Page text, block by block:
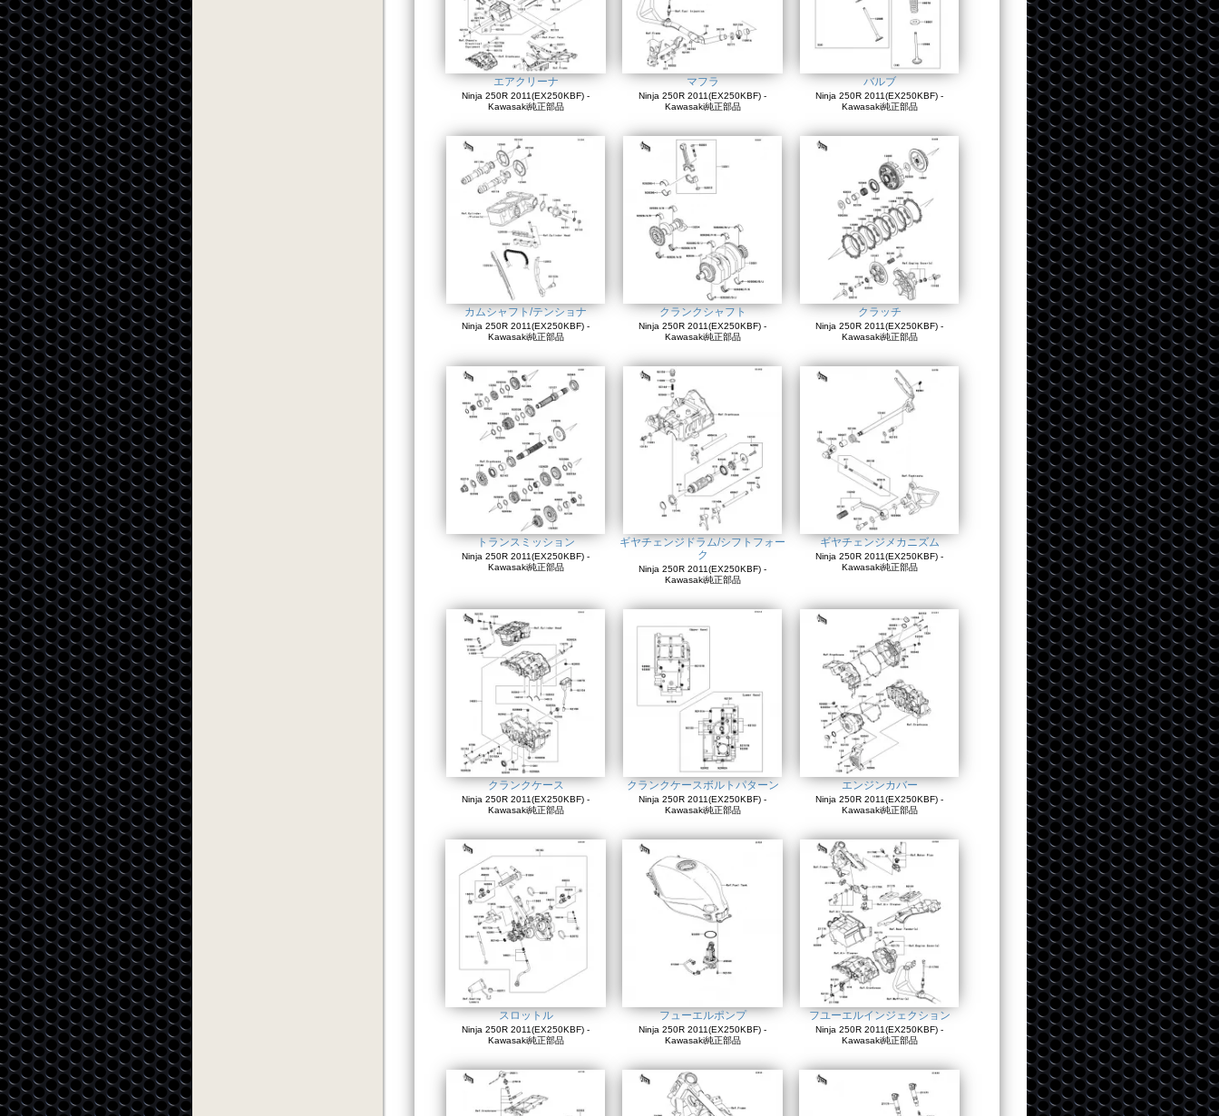
エアクリーナ
Ninja 250R 2011(EX250KBF) -
Kawasaki純正部品
マフラ
Ninja 250R 2011(EX250KBF) -
Kawasaki純正部品
バルブ
Ninja 250R 2011(EX250KBF) -
Kawasaki純正部品
カムシャフト/テンショナ
Ninja 250R 2011(EX250KBF) -
Kawasaki純正部品
クランクシャフト
Ninja 250R 2011(EX250KBF) -
Kawasaki純正部品
クラッチ
Ninja 250R 2011(EX250KBF) -
Kawasaki純正部品
トランスミッション
Ninja 250R 2011(EX250KBF) -
Kawasaki純正部品
ギヤチェンジドラム/シフトフォー
ク
Ninja 250R 2011(EX250KBF) -
Kawasaki純正部品
ギヤチェンジメカニズム
Ninja 250R 2011(EX250KBF) -
Kawasaki純正部品
クランクケース
Ninja 250R 2011(EX250KBF) -
Kawasaki純正部品
クランクケースボルトパターン
Ninja 250R 2011(EX250KBF) -
Kawasaki純正部品
エンジンカバー
Ninja 250R 2011(EX250KBF) -
Kawasaki純正部品
スロットル
Ninja 250R 2011(EX250KBF) -
Kawasaki純正部品
フューエルポンプ
Ninja 250R 2011(EX250KBF) -
Kawasaki純正部品
フユーエルインジェクション
Ninja 250R 2011(EX250KBF) -
Kawasaki純正部品